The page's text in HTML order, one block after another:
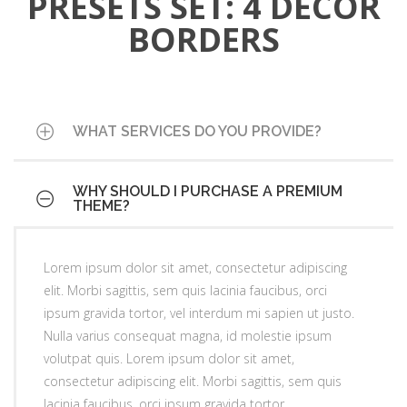
sit amet, consectetur adipiscing elit. Morbi sagittis,
sem quis lacinia faucibus, orci ipsum gravida
sapien ut justo. Nulla varius consequat magna, id
molestie ipsum volutpat quis. Lorem ipsum dolor
tortor.
BORDERS
WHAT SERVICES DO YOU PROVIDE?
Lorem ipsum dolor sit amet, consectetur adipiscing
Nulla varius consequat magna, id molestie ipsum
volutpat quis. Lorem ipsum dolor sit amet,
consectetur adipiscing elit. Morbi sagittis, sem quis
lacinia faucibus, orci ipsum gravida tortor.
WHY SHOULD I PURCHASE A PREMIUM
THEME?
Lorem ipsum dolor sit amet, consectetur adipiscing
elit. Morbi sagittis, sem quis lacinia faucibus, orci
ipsum gravida tortor, vel interdum mi sapien ut justo.
Nulla varius consequat magna, id molestie ipsum
volutpat quis. Lorem ipsum dolor sit amet,
consectetur adipiscing elit. Morbi sagittis, sem quis